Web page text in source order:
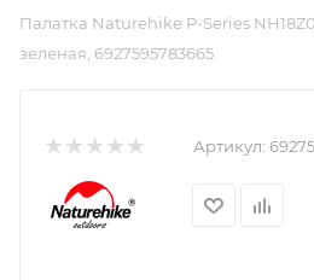
Палатка Naturehike P-Series
зеленая, 6927595783665
Артикул: